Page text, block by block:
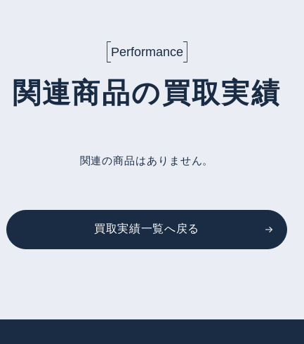
Performance
関連商品の買取実績
関連の商品はありません。
買取実績一覧へ戻る